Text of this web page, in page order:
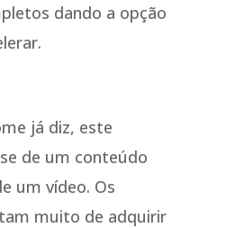
dando a opção
já diz, este
de um conteúdo
um vídeo. Os
muito de adquirir